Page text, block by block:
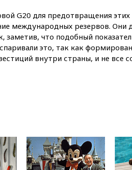
не
химической
01:00Трамп:
нуждаются
ракетах и
вчера, 23:15
ребенок и
при
время
G20 для предотвращения этих
международных резервов. Они
что подобный
это, так как
внутри страны, и не все